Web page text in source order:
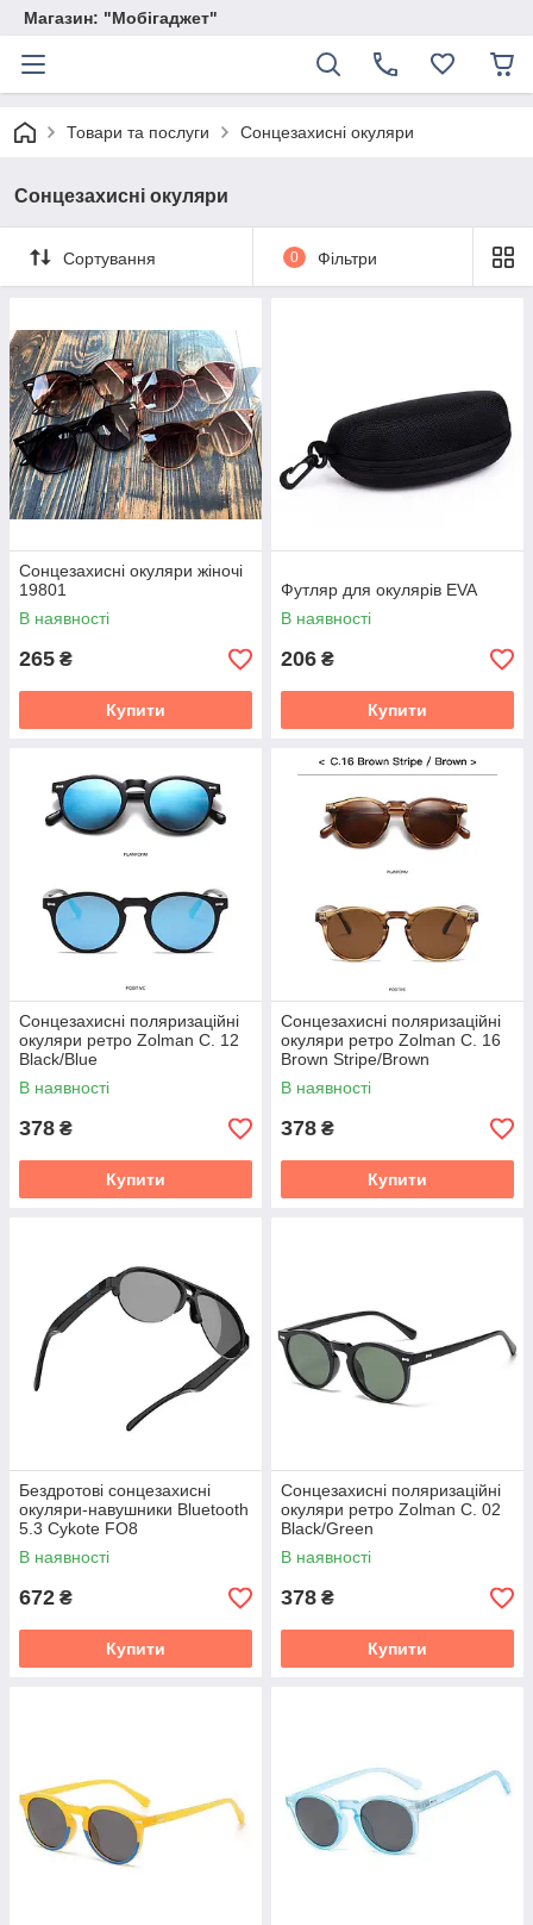
Магазин: "Мобігаджет"
Товари та послуги Сонцезахисні окуляри
Сонцезахисні окуляри
Сортування 0 Фільтри
Сонцезахисні окуляри жіночі
19801
В наявності
265 ₴
Купити
Футляр для окулярів EVA
В наявності
206 ₴
Купити
Сонцезахисні поляризаційні
окуляри ретро Zolman C. 12
Black/Blue
В наявності
378 ₴
Купити
Сонцезахисні поляризаційні
окуляри ретро Zolman C. 16
Brown Stripe/Brown
В наявності
378 ₴
Купити
Бездротові сонцезахисні
окуляри-навушники Bluetooth
5.3 Cykote FO8
В наявності
672 ₴
Купити
Сонцезахисні поляризаційні
окуляри ретро Zolman C. 02
Black/Green
В наявності
378 ₴
Купити